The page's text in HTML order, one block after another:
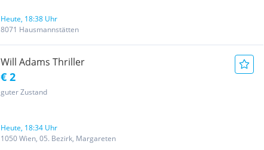
Heute, 18:38 Uhr
8071 Hausmannstätten
Will Adams Thriller
€ 2
guter Zustand
Heute, 18:34 Uhr
1050 Wien, 05. Bezirk, Margareten